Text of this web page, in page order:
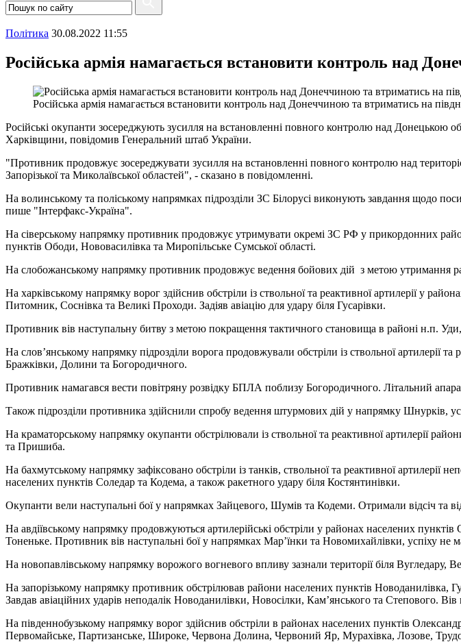
Полiтика 30.08.2022 11:55
Російська армія намагається встановити контроль над
Російська армія намагається встановити контроль над Донеччиною та втриматись на
Російські окупанти зосереджують зусилля на встановленні повного контролю над Донецькою
Харківщини, повідомив Генеральний штаб України.
"Противник продовжує зосереджувати зусилля на встановленні повного контролю над
Запорізької та Миколаївської областей", - сказано в повідомленні.
На волинському та поліському напрямках підрозділи ЗС Білорусі виконують завдання щодо
пише "Інтерфакс-Україна".
На сіверському напрямку противник продовжує утримувати окремі ЗС РФ у прикордонних
пунктів Ободи, Нововасилівка та Миропільське Сумської області.
На слобожанському напрямку противник продовжує ведення бойових дій з метою утримання
На харківському напрямку ворог здійснив обстріли із ствольної та реактивної артилерії у
Питомник, Соснівка та Великі Проходи. Задіяв авіацію для удару біля Гусарівки.
Противник вів наступальну битву з метою покращення тактичного становища в районі н.п.
На слов’янському напрямку підрозділи ворога продовжували обстріли із ствольної
Бражківки, Долини та Богородичного.
Противник намагався вести повітряну розвідку БПЛА поблизу Богородичного. Літальний
Також підрозділи противника здійснили спробу ведення штурмових дій у напрямку Шнурків,
На краматорському напрямку окупанти обстрілювали із ствольної та реактивної артилерії
та Пришиба.
На бахмутському напрямку зафіксовано обстріли із танків, ствольної та реактивної артилерії
населених пунктів Соледар та Кодема, а також ракетного удару біля Костянтинівки.
Окупанти вели наступальні бої у напрямках Зайцевого, Шумів та Кодеми. Отримали відсіч та
На авдіївському напрямку продовжуються артилерійські обстріли у районах населених
Тоненьке. Противник вів наступальні бої у напрямках Мар’їнки та Новомихайлівки, успіху не
На новопавлівському напрямку ворожого вогневого впливу зазнали території біля Вугледару,
На запорізькому напрямку противник обстрілював райони населених пунктів Новоданилівка,
Завдав авіаційних ударів неподалік Новоданилівки, Новосілки, Кам’янського та Степового.
На південнобузькому напрямку ворог здійснив обстріли в районах населених пунктів
Первомайське, Партизанське, Широке, Червона Долина, Червоний Яр, Мурахівка, Лозове,